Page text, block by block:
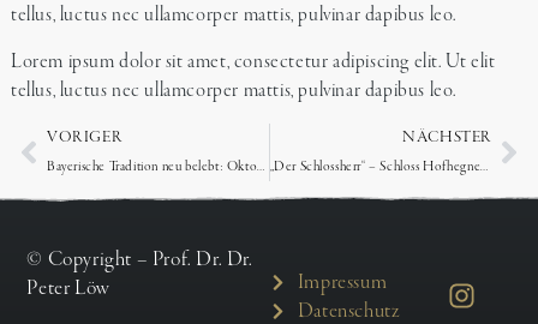
tellus, luctus nec ullamcorper mattis, pulvinar dapibus leo.
Lorem ipsum dolor sit amet, consectetur adipiscing elit. Ut elit
tellus, luctus nec ullamcorper mattis, pulvinar dapibus leo.
VORIGER
Bayerische Tradition neu belebt: Oktoberfest auf Schloss Hofhegnenberg
NÄCHSTER
„Der Schlossherr“ – Schloss Hofhegnenberg im Porträt der Süddeutschen Zeitung
© Copyright – Prof. Dr. Dr.
Peter Löw
Impressum
Datenschutz